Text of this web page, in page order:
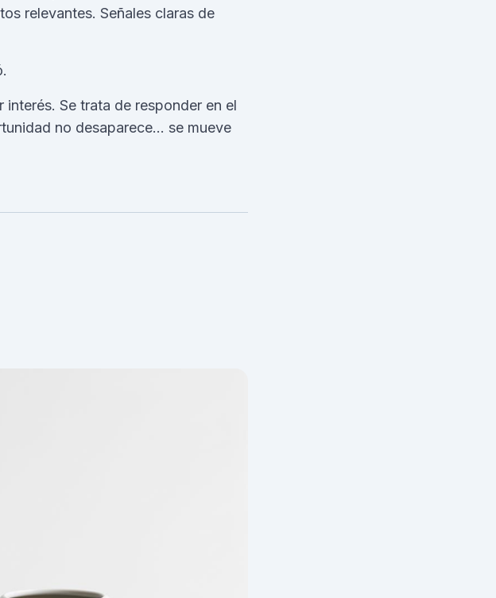
relevantes. Señales claras de
Se trata de responder en el
no desaparece… se mueve